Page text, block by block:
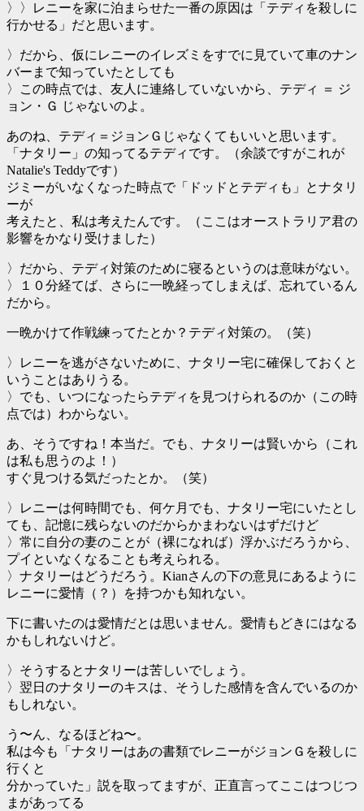
〉〉レニーを家に泊まらせた一番の原因は「テディを殺しに
行かせる」だと思います。
〉だから、仮にレニーのイレズミをすでに見ていて車のナン
バーまで知っていたとしても
〉この時点では、友人に連絡していないから、テディ ＝ ジ
ョン・Ｇ じゃないのよ。
あのね、テディ＝ジョンＧじゃなくてもいいと思います。
「ナタリー」の知ってるテディです。（余談ですがこれが
Natalie's Teddyです）
ジミーがいなくなった時点で「ドッドとテディも」とナタリ
ーが
考えたと、私は考えたんです。（ここはオーストラリア君の
影響をかなり受けました）
〉だから、テディ対策のために寝るというのは意味がない。
〉１０分経てば、さらに一晩経ってしまえば、忘れているん
だから。
一晩かけて作戦練ってたとか？テディ対策の。（笑）
〉レニーを逃がさないために、ナタリー宅に確保しておくと
いうことはありうる。
〉でも、いつになったらテディを見つけられるのか（この時
点では）わからない。
あ、そうですね！本当だ。でも、ナタリーは賢いから（これ
は私も思うのよ！）
すぐ見つける気だったとか。（笑）
〉レニーは何時間でも、何ケ月でも、ナタリー宅にいたとし
ても、記憶に残らないのだからかまわないはずだけど
〉常に自分の妻のことが（裸になれば）浮かぶだろうから、
プイといなくなることも考えられる。
〉ナタリーはどうだろう。Kianさんの下の意見にあるように
レニーに愛情（？）を持つかも知れない。
下に書いたのは愛情だとは思いません。愛情もどきにはなる
かもしれないけど。
〉そうするとナタリーは苦しいでしょう。
〉翌日のナタリーのキスは、そうした感情を含んでいるのか
もしれない。
う〜ん、なるほどね〜。
私は今も「ナタリーはあの書類でレニーがジョンＧを殺しに
行くと
分かっていた」説を取ってますが、正直言ってここはつじつ
まがあってる